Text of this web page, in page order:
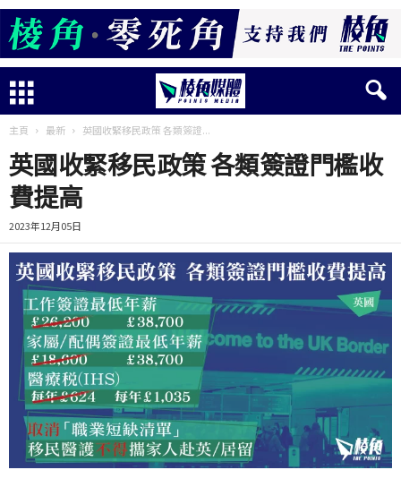
主頁 最新 英國收緊移民政策 各類簽證...
英國收緊移民政策 各類簽證門檻收
費提高
2023年12月05日